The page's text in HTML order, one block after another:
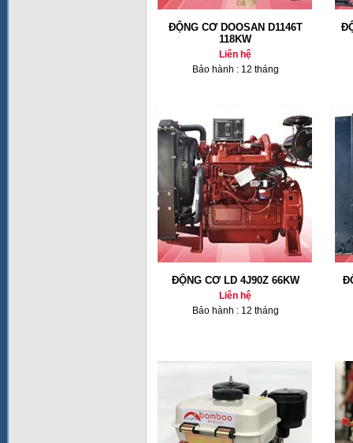
ĐỘNG CƠ DOOSAN D1146T
118KW
Liên hệ
Bảo hành : 12 tháng
ĐỘNG CƠ LD 4J90Z 66KW
Liên hệ
Bảo hành : 12 tháng